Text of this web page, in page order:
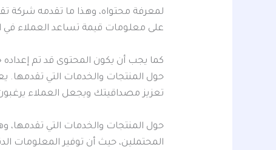
لمعرفة محتواه، وهذا ما تقدمه شركة
على معلومات قيمة تساعد العملاء في
كما يجب أن يكون المحتوى قد تم إعداده
حول المنتجات والخدمات التي تقدمها.
تعزيز مصداقيتك ويجعل العملاء
حول المنتجات والخدمات التي
المحتملين، حيث أن توفير المعلومات